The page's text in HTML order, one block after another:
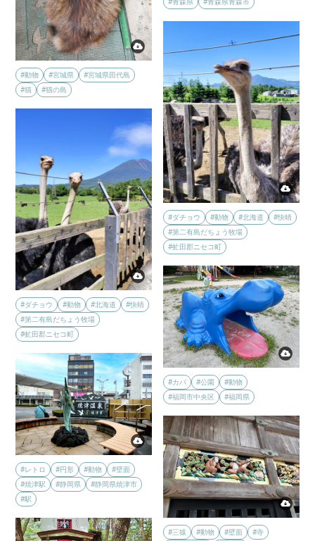
#動物 #宮城県
#宮城県田代島
#猫
#猫の島
#ダチョウ #動物 #北海道
#快晴
#第二有島だちょう牧場
#虻田郡ニセコ町
#ダチョウ #動物 #北海道
#快晴
#第二有島だちょう牧場
#虻田郡ニセコ町
#カバ #公園
#動物
#福岡市中央区
#福岡県
#レトロ #円形 #動物
#壁面
#焼津駅
#静岡県
#静岡県焼津市
#駅
#三猿 #動物 #壁面
#寺